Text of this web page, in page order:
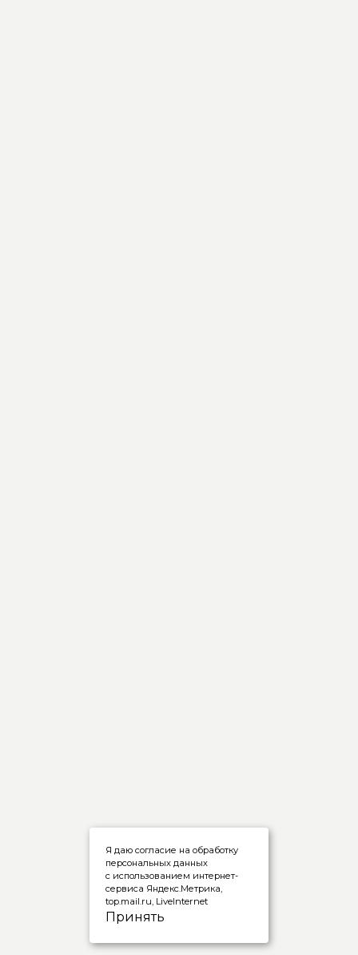
Я даю согласие на обработку
персональных данных
с использованием интернет-
сервиса Яндекс.Метрика,
top.mail.ru, LiveInternet
Принять